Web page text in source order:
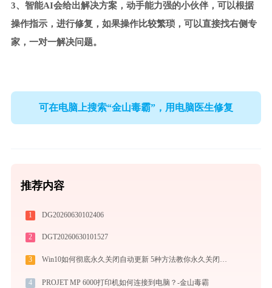
3、智能AI会给出解决方案，动手能力强的小伙伴，可以根据
操作指示，进行修复，如果操作比较繁琐，可以直接找右侧专
家，一对一解决问题。
可在电脑上搜索“金山毒霸”，用电脑医生修复
推荐内容
1 DG20260630102406
2 DGT20260630101527
3 Win10如何彻底永久关闭自动更新 5种方法教你永久关闭win10自动更新
4 PROJET MP 6000打印机如何连接到电脑？-金山毒霸